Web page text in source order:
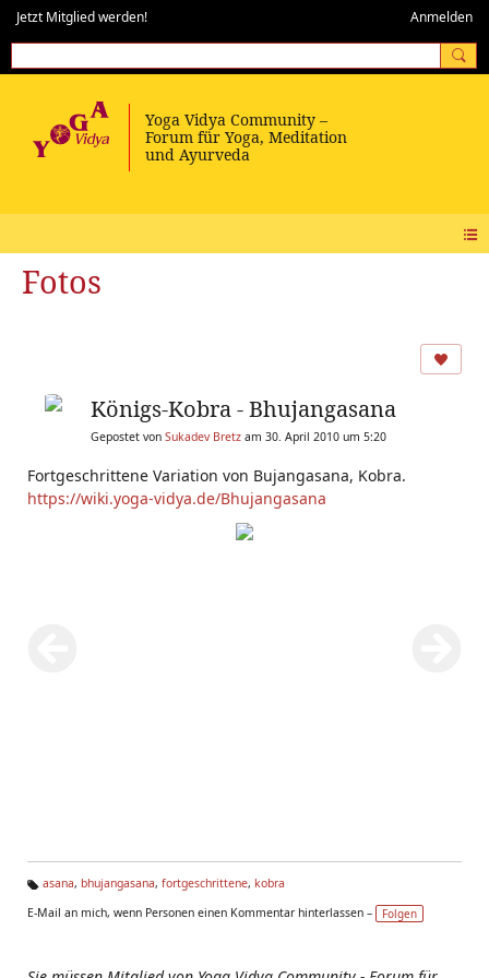
Jetzt Mitglied werden! Anmelden
Fotos
Königs-Kobra - Bhujangasana
Gepostet von Sukadev Bretz am 30. April 2010 um 5:20
Fortgeschrittene Variation von Bujangasana, Kobra.
https://wiki.yoga-vidya.de/Bhujangasana
g
asana, bhujangasana, fortgeschrittene, kobra
E-Mail an mich, wenn Personen einen Kommentar hinterlassen –
Folgen